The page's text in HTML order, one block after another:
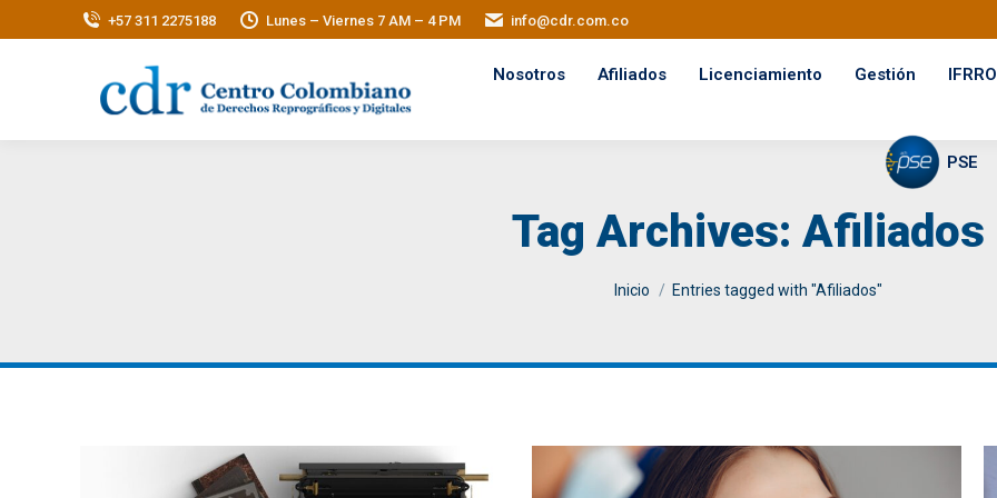
+57 311 2275188 Lunes – Viernes 7 AM – 4 PM info@cdr.com.co
Nosotros Afiliados Licenciamiento Gestión
PSE
Tag Archives: Afiliados
You are here:
Inicio Entries tagged with "Afiliados"